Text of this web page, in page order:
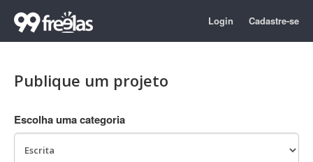
Login Cadastre-se
Publique um projeto
Escolha uma categoria